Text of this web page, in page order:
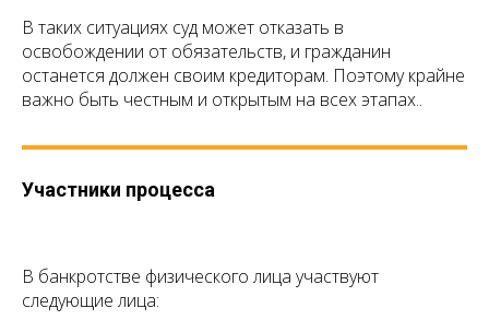
В таких ситуациях суд может отказать в
освобождении от обязательств, и гражданин
останется должен своим кредиторам. Поэтому крайне
важно быть честным и открытым на всех этапах..
Участники процесса
В банкротстве физического лица участвуют
следующие лица: